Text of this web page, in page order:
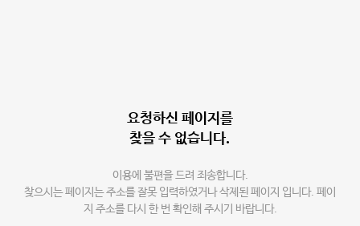
요청하신 페이지를
찾을 수 없습니다.
이용에 불편을 드려 죄송합니다.
찾으시는 페이지는 주소를 잘못 입력하였거나 삭제된 페이지 입니다. 페이
지 주소를 다시 한 번 확인해 주시기 바랍니다.